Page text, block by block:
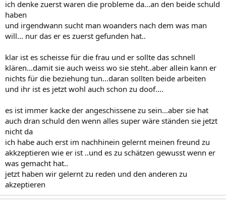
ich denke zuerst waren die probleme da...an den beide schuld
haben
und irgendwann sucht man woanders nach dem was man
will... nur das er es zuerst gefunden hat..
klar ist es scheisse für die frau und er sollte das schnell
klären...damit sie auch weiss wo sie steht..aber allein kann er
nichts für die beziehung tun...daran sollten beide arbeiten
und ihr ist es jetzt wohl auch schon zu doof....
es ist immer kacke der angeschissene zu sein...aber sie hat
auch dran schuld den wenn alles super wäre ständen sie jetzt
nicht da
ich habe auch erst im nachhinein gelernt meinen freund zu
akkzeptieren wie er ist ..und es zu schätzen gewusst wenn er
was gemacht hat..
jetzt haben wir gelernt zu reden und den anderen zu
akzeptieren